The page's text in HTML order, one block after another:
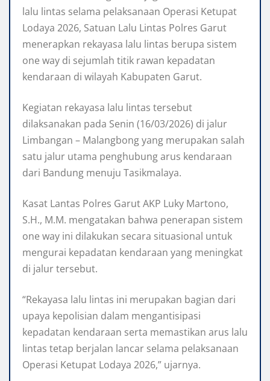
lalu lintas selama pelaksanaan Operasi Ketupat
Lodaya 2026, Satuan Lalu Lintas Polres Garut
menerapkan rekayasa lalu lintas berupa sistem
one way di sejumlah titik rawan kepadatan
kendaraan di wilayah Kabupaten Garut.
Kegiatan rekayasa lalu lintas tersebut
dilaksanakan pada Senin (16/03/2026) di jalur
Limbangan – Malangbong yang merupakan salah
satu jalur utama penghubung arus kendaraan
dari Bandung menuju Tasikmalaya.
Kasat Lantas Polres Garut AKP Luky Martono,
S.H., M.M. mengatakan bahwa penerapan sistem
one way ini dilakukan secara situasional untuk
mengurai kepadatan kendaraan yang meningkat
di jalur tersebut.
“Rekayasa lalu lintas ini merupakan bagian dari
upaya kepolisian dalam mengantisipasi
kepadatan kendaraan serta memastikan arus lalu
lintas tetap berjalan lancar selama pelaksanaan
Operasi Ketupat Lodaya 2026,” ujarnya.